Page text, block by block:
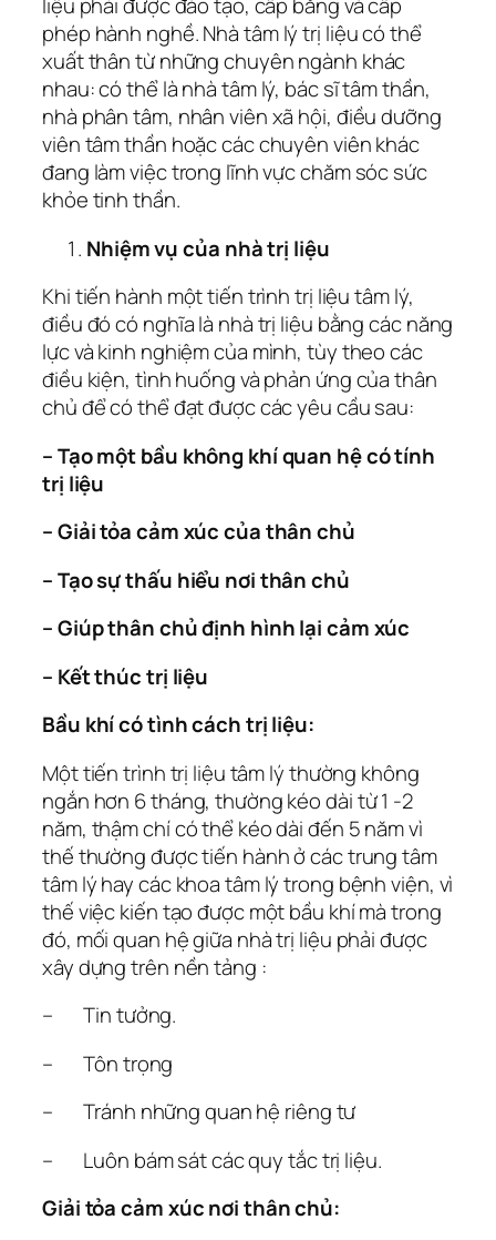
liệu phải được đào tạo, cấp bằng và cấp
phép hành nghề. Nhà tâm lý trị liệu có thể
xuất thân từ những chuyên ngành khác
nhau: có thể là nhà tâm lý, bác sĩ tâm thần,
nhà phân tâm, nhân viên xã hội, điều dưỡng
viên tâm thần hoặc các chuyên viên khác
đang làm việc trong lĩnh vực chăm sóc sức
khỏe tinh thần.
Nhiệm vụ của nhà trị liệu
Khi tiến hành một tiến trình trị liệu tâm lý,
điều đó có nghĩa là nhà trị liệu bằng các năng
lực và kinh nghiệm của mình, tùy theo các
điều kiện, tình huống và phản ứng của thân
chủ để có thể đạt được các yêu cầu sau:
– Tạo một bầu không khí quan hệ có tính
trị liệu
– Giải tỏa cảm xúc của thân chủ
– Tạo sự thấu hiểu nơi thân chủ
– Giúp thân chủ định hình lại cảm xúc
– Kết thúc trị liệu
Bầu khí có tình cách trị liệu:
Một tiến trình trị liệu tâm lý thường không
ngắn hơn 6 tháng, thường kéo dài từ 1 -2
năm, thậm chí có thể kéo dài đến 5 năm vì
thế thường được tiến hành ở các trung tâm
tâm lý hay các khoa tâm lý trong bệnh viện, vì
thế việc kiến tạo được một bầu khí mà trong
đó, mối quan hệ giữa nhà trị liệu phải được
xây dựng trên nền tảng :
– Tin tưởng.
– Tôn trọng
– Tránh những quan hệ riêng tư
– Luôn bám sát các quy tắc trị liệu.
Giải tỏa cảm xúc nơi thân chủ: